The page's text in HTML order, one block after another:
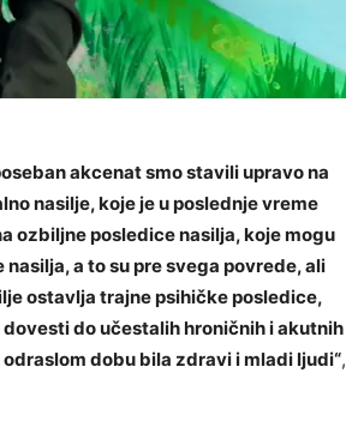
akcenat smo stavili upravo na
nasilje, koje je u poslednje vreme
ozbiljne posledice nasilja, koje mogu
a to su pre svega povrede, ali
ostavlja trajne psihičke posledice,
dovesti do učestalih hroničnih i akutnih
dobu bila zdravi i mladi ljudi“,